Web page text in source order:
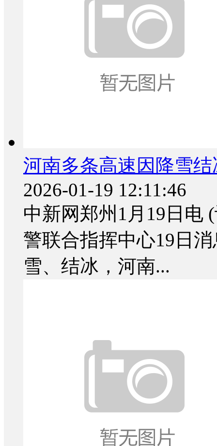
河南多条高速因降雪
2026-01-19 12:11:46
中新网郑州1月19日电
警联合指挥中心19日
雪、结冰，河南...